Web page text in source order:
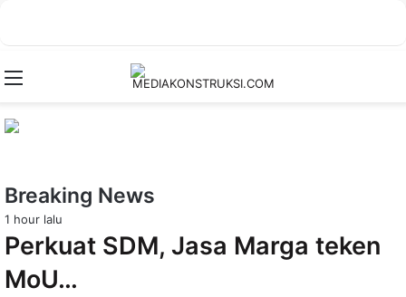
Breaking News
1 hour lalu
Perkuat SDM, Jasa Marga teken
MoU…